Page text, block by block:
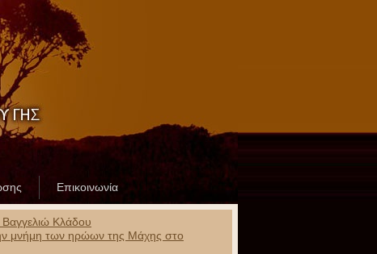
Επικοινωνία
Κλάδου
μνήμη των ηρώων της Μάχης στο